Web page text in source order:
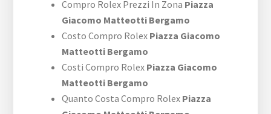
Compro Rolex Prezzi In Zona Piazza
Giacomo Matteotti Bergamo
Costo Compro Rolex Piazza Giacomo
Matteotti Bergamo
Costi Compro Rolex Piazza Giacomo
Matteotti Bergamo
Quanto Costa Compro Rolex Piazza